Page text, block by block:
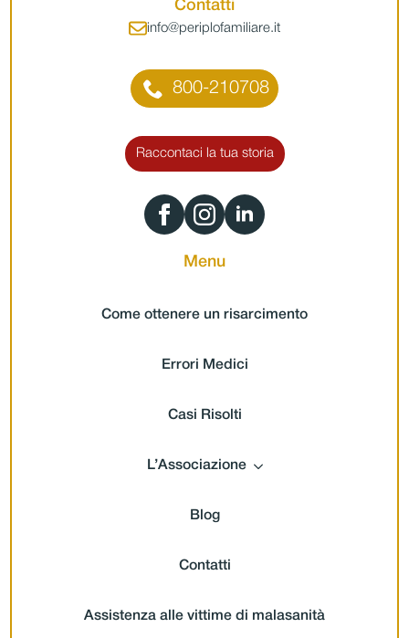
Contatti
info@periplofamiliare.it
800-210708
Raccontaci la tua storia
Menu
Come ottenere un risarcimento
Errori Medici
Casi Risolti
L’Associazione
Blog
Contatti
Assistenza alle vittime di malasanità